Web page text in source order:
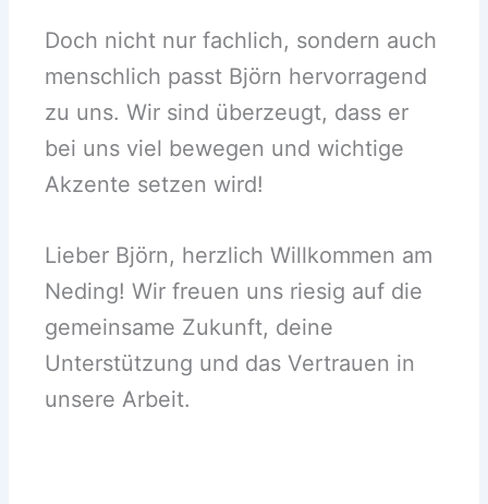
Doch nicht nur fachlich, sondern auch
menschlich passt Björn hervorragend
zu uns. Wir sind überzeugt, dass er
bei uns viel bewegen und wichtige
Akzente setzen wird!
Lieber Björn, herzlich Willkommen am
Neding! Wir freuen uns riesig auf die
gemeinsame Zukunft, deine
Unterstützung und das Vertrauen in
unsere Arbeit.